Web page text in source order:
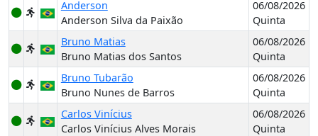
Anderson
Anderson Silva da Paixão
06/08/2026
Quinta
Bruno Matias
Bruno Matias dos Santos
06/08/2026
Quinta
Bruno Tubarão
Bruno Nunes de Barros
06/08/2026
Quinta
Carlos Vinícius
Carlos Vinícius Alves Morais
06/08/2026
Quinta